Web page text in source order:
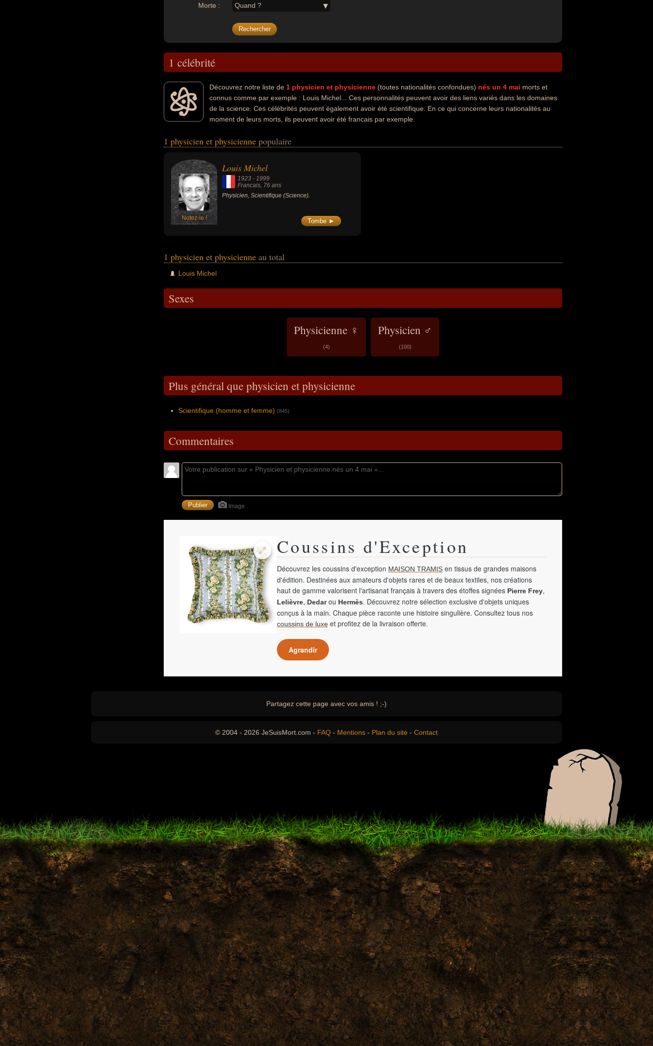
Morte : Quand ?
1 célébrité
Découvrez notre liste de 1 physicien et physicienne (toutes nationalités confondues) nés un 4 mai morts et
connus comme par exemple : Louis Michel... Ces personnalités peuvent avoir des liens variés dans les domaines
de la science. Ces célébrités peuvent également avoir été scientifique. En ce qui concerne leurs nationalités au
moment de leurs morts, ils peuvent avoir été francais par exemple.
1 physicien et physicienne populaire
Notez-le !
Louis Michel
1923 - 1999
Francais, 76 ans
Physicien, Scientifique (Science).
Tombe ►
1 physicien et physicienne au total
Louis Michel
Sexes
Physicienne ♀
(4)
Physicien ♂
(100)
Plus général que physicien et physicienne
Scientifique (homme et femme) (845)
Commentaires
Image
Coussins d'Exception
Découvrez les coussins d'exception MAISON TRAMIS en tissus de grandes maisons
d'édition. Destinées aux amateurs d'objets rares et de beaux textiles, nos créations
haut de gamme valorisent l'artisanat français à travers des étoffes signées Pierre Frey,
Lelièvre, Dedarou Hermès. Découvrez notre sélection exclusive d'objets uniques
conçus à la main. Chaque pièce raconte une histoire singulière. Consultez tous nos
coussins de luxe et profitez de la livraison offerte.
Agrandir
Partagez cette page avec vos amis ! ;-)
© 2004 - 2026 JeSuisMort.com - FAQ - Mentions - Plan du site - Contact